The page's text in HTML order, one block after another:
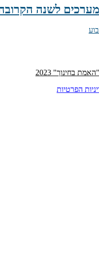
לשנה
בחינוך" 2023
הפרטיות